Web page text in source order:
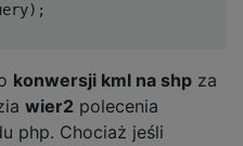
konwersji kml na shp za
wier2 polecenia
php. Chociaż jeśli